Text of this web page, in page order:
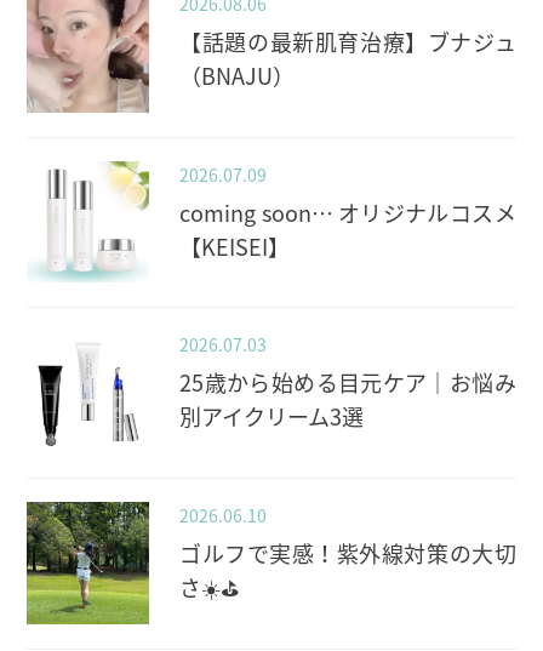
【話題の最新肌育治療】ブナジュ
（BNAJU）
2026.07.09
coming soon… オリジナルコスメ
【KEISEI】
2026.07.03
25歳から始める目元ケア｜お悩み
別アイクリーム3選
2026.06.10
ゴルフで実感！紫外線対策の大切
さ☀️⛳️